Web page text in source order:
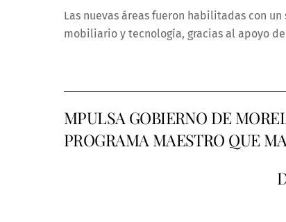
Las nuevas áreas fueron habilitadas con
mobiliario y tecnología, gracias al apoyo
MPULSA GOBIERNO DE
PROGRAMA MAESTRO QUE